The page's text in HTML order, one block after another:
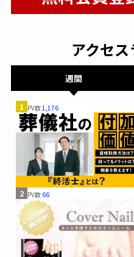
アクセ
週間
1 PV数1,176
2 PV数 66